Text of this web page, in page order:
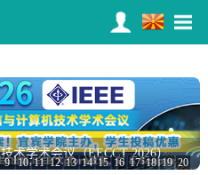
术学术会议（EECCT 2026）
9 10 11 12 13 14 15 16 17 18 19 20